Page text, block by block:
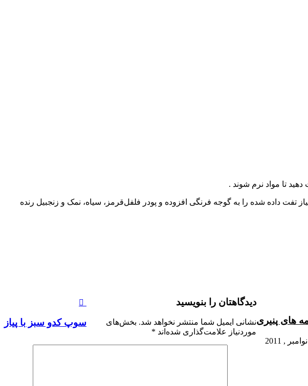
تا مواد نرم شوند .
تفت داده شده را به گوجه ‌فرنگی افزوده و پودر فلفل‌قرمز، سیاه، نمک و زنجبیل رنده
سوپ کدو سبز با پیاز های پنیری
دیدگاهتان را بنویسید
نشانی ایمیل شما منتشر نخواهد شد. بخش‌های
موردنیاز علامت‌گذاری شده‌اند *